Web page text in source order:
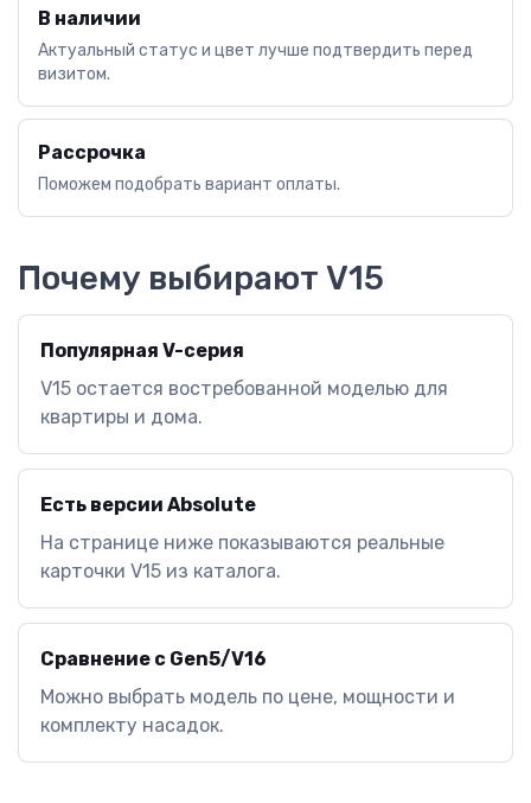
В наличии
Актуальный статус и цвет лучше подтвердить перед
визитом.
Рассрочка
Поможем подобрать вариант оплаты.
Почему выбирают V15
Популярная V-серия
V15 остается востребованной моделью для
квартиры и дома.
Есть версии Absolute
На странице ниже показываются реальные
карточки V15 из каталога.
Сравнение с Gen5/V16
Можно выбрать модель по цене, мощности и
комплекту насадок.